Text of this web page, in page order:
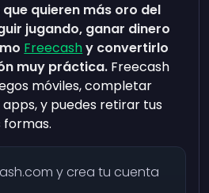
quieren más oro del
jugando, ganar dinero
Freecashy convertirlo
muy práctica. Freecash
móviles, completar
y puedes retirar tus
formas.
y crea tu cuenta